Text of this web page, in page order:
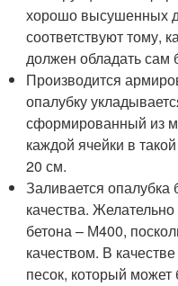
хорошо высушенных
соответствуют тому,
должен обладать сам
Производится
опалубку
сформированный из
каждой ячейки в
20 см.
Заливается
качества.
бетона – М400,
качеством. В
песок, который